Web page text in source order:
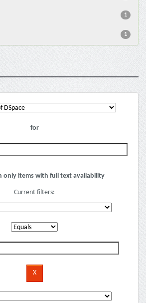
1
1
for
only items with full text availability
Current filters: